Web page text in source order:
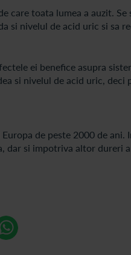
care toata lumea a auzit.
si nivelul de acid uric si sa
ei benefice asupra
si nivelul de acid uric,
de peste 2000 de ani.
dar si impotriva altor dureri